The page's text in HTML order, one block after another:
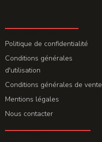
Politique de confidentialité
Conditions générales
d'utilisation
Conditions générales de vente
Mentions légales
Nous contacter